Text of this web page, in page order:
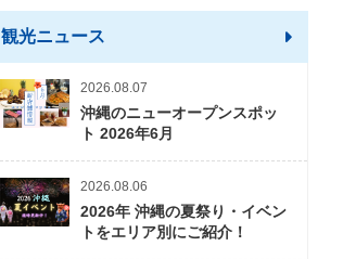
観光ニュース
2026.08.07
沖縄のニューオープンスポッ
ト 2026年6月
2026.08.06
2026年 沖縄の夏祭り・イベン
トをエリア別にご紹介！